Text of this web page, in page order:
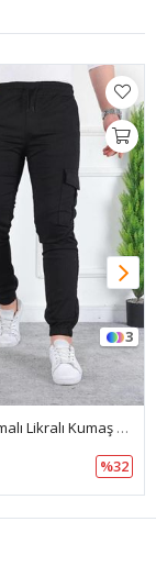
3
Erkek Yıkamalı Likralı Kumaş Kargo Bel Paça Lastikli
%32